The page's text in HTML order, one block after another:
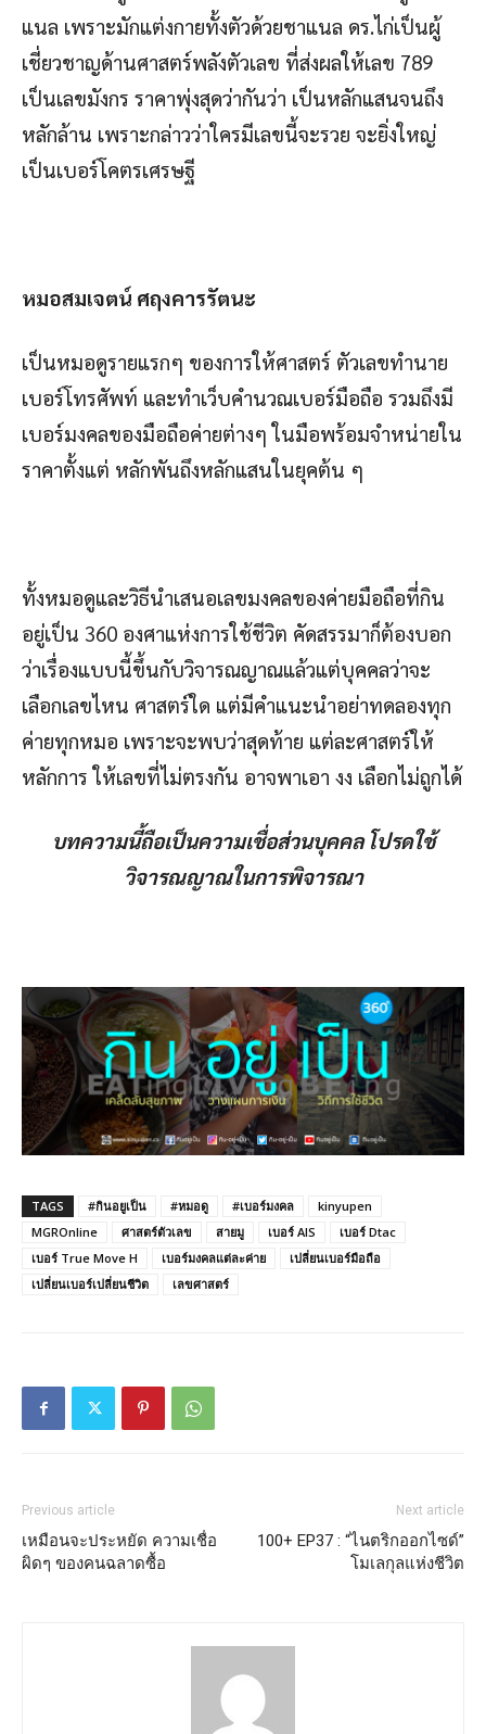
แนล เพราะมักแต่งกายทั้งตัวด้วยชาแนล ดร.ไก่เป็นผู้
เชี่ยวชาญด้านศาสตร์พลังตัวเลข ที่ส่งผลให้เลข 789
เป็นเลขมังกร ราคาพุ่งสุดว่ากันว่า เป็นหลักแสนจนถึง
หลักล้าน เพราะกล่าวว่าใครมีเลขนี้จะรวย จะยิ่งใหญ่
เป็นเบอร์โคตรเศรษฐี
หมอสมเจตน์ ศฤงคารรัตนะ
เป็นหมอดูรายแรกๆ ของการให้ศาสตร์ ตัวเลขทำนาย
เบอร์โทรศัพท์ และทำเว็บคำนวณเบอร์มือถือ รวมถึงมี
เบอร์มงคลของมือถือค่ายต่างๆ ในมือพร้อมจำหน่ายใน
ราคาตั้งแต่ หลักพันถึงหลักแสนในยุคต้น ๆ
ทั้งหมอดูและวิธีนำเสนอเลขมงคลของค่ายมือถือที่กิน
อยู่เป็น 360 องศาแห่งการใช้ชีวิต คัดสรรมาก็ต้องบอก
ว่าเรื่องแบบนี้ขึ้นกับวิจารณญาณแล้วแต่บุคคลว่าจะ
เลือกเลขไหน ศาสตร์ใด แต่มีคำแนะนำอย่าทดลองทุก
ค่ายทุกหมอ เพราะจะพบว่าสุดท้าย แต่ละศาสตร์ให้
หลักการ ให้เลขที่ไม่ตรงกัน อาจพาเอา งง เลือกไม่ถูกได้
บทความนี้ถือเป็นความเชื่อส่วนบุคคล โปรดใช้
วิจารณญาณในการพิจารณา
TAGS #กินอยูเป็น #หมอดู #เบอร์มงคล
kinyupen
MGROnline
ศาสตร์ตัวเลข สายมู เบอร์ AIS
เบอร์ Dtac
เบอร์ True Move H
เบอร์มงคลแต่ละค่าย
เปลี่ยนเบอร์มือถือ
เปลี่ยนเบอร์เปลี่ยนชีวิต
เลขศาสตร์
Previous article
เหมือนจะประหยัด ความเชื่อ
ผิดๆ ของคนฉลาดซื้อ
Next article
100+ EP37 : “ไนตริกออกไซด์”
โมเลกุลแห่งชีวิต